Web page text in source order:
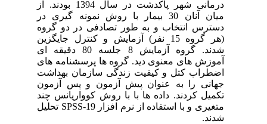
درمانی شهر پاکدشت در سال 1394 بودند. از
میان آنان 30 بیمار با روش نمونه گیری در
دسترس انتخاب و به طور تصادفی در دو گروه
(هر گروه 15 نفر) آزمایش و کنترل جایگزین
شدند. گروه آزمایش 8 جلسه 80 دقیقه ای
آموزش های معنوی دید. گروه ها پرسشنامه های
اضطراب کتل و کیفیت زندگی سازمان بهداشت
جهانی را به عنوان پیش آزمون و پس آزمون
تکمیل کردند. داده ها با با روش کوواریانس چند
متغیری و با استفاده از نرم افزارSPSS-19تحلیل
شدند.